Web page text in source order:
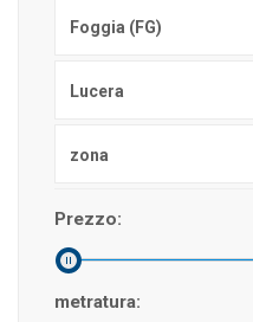
Foggia (FG)
Lucera
zona
Prezzo:
metratura: